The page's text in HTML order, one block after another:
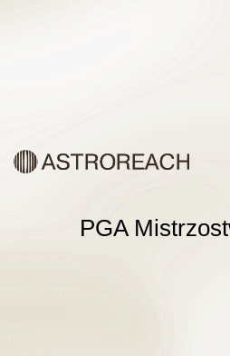
PGA